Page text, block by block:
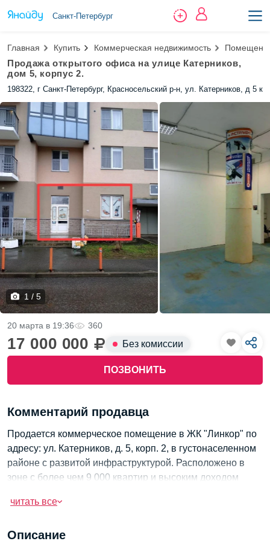
Санкт-Петербург
Главная Купить Коммерческая недвижимость
Продажа открытого офиса на улице Катерников,
дом 5, корпус 2.
198322, г Санкт-Петербург, Красносельский р-н, ул. Катерников, д 5 к 2
1 / 5
17 000 000 Без комиссии
ПОЗВОНИТЬ
20 марта в 19:36 360
Описание
Комментарий продавца
Продается коммерческое помещение в ЖК "Линкор" по
адресу: ул. Катерников, д. 5, корп. 2, в густонаселенном
районе с развитой инфраструктурой. Расположено в
зоне с более чем 9 000 квартир и высоким доходом
Помещение идеально подходит для любых видов
ритейл, клиентский офис или пункт выдачи. Состояние
читать все